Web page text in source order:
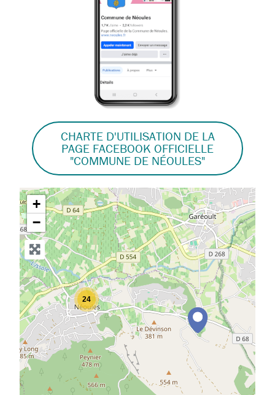
CHARTE D'UTILISATION DE LA
PAGE FACEBOOK OFFICIELLE
"COMMUNE DE NÉOULES"
24
+
−